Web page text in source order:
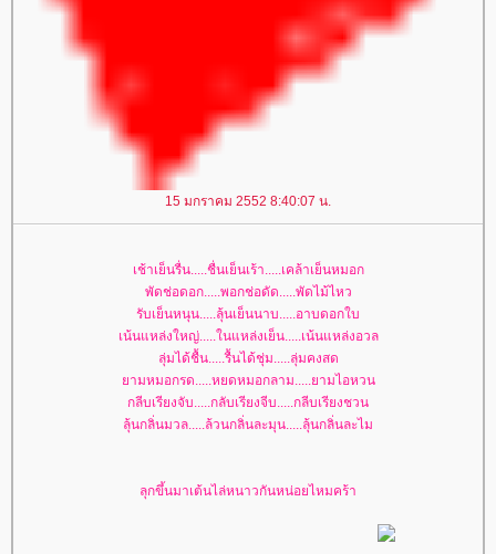
15 มกราคม 2552 8:40:07 น.
เช้าเย็นรื่น.....ชื่นเย็นเร้า.....เคล้าเย็นหมอก
พัดช่อดอก.....พอกช่อดัด.....พัดไม้ไหว
รับเย็นหนุน.....ลุ้นเย็นนาบ.....อาบดอกใบ
เน้นแหล่งใหญ่.....ในแหล่งเย็น.....เน้นแหล่งอวล
ลุ่มได้ชื้น.....รื้นได้ชุ่ม.....ลุ่มคงสด
ามหมอกรด.....หยดหมอกลาม.....ยามไอหวน
กลีบเรียงจับ.....กลับเรียงจีบ.....กลีบเรียงชวน
ลุ้นกลิ่นมวล.....ล้วนกลิ่นละมุน.....ลุ้นกลิ่นละไม
ลุกขึ้นมาเต้นไล่หนาวกันหน่อยไหมคร้า